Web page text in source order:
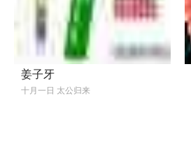
姜子牙
十月一日 太公归来